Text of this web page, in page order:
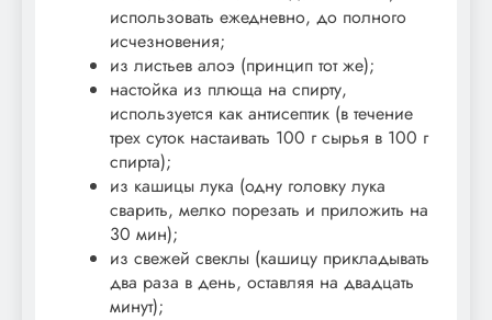
использовать ежедневно, до полного
исчезновения;
из листьев алоэ (принцип тот же);
настойка из плюща на спирту,
используется как антисептик (в течение
трех суток настаивать 100 г сырья в 100 г
спирта);
из кашицы лука (одну головку лука
сварить, мелко порезать и приложить на
30 мин);
из свежей свеклы (кашицу прикладывать
два раза в день, оставляя на двадцать
минут);